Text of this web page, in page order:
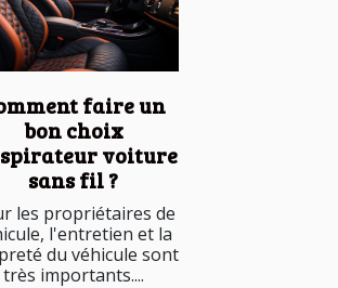
faire un
bon choix
voiture
sans fil ?
les propriétaires de
l'entretien et la
du véhicule sont
très importants....